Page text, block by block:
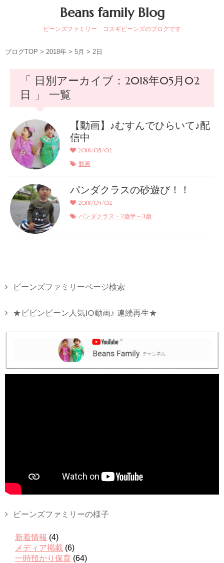
Beans family Blog
ビーンズファミリー コスギビーンズのブログです
ブログTOP > 2018年 > 5月 > 2日
「 日別アーカイブ：2018年05月02
日 」 一覧
【動画】♪むすんでひらいて♪配
信中
2018/05/02
動画
パンダクラスの砂遊び！！
2018/05/02
パンダクラス・2歳半～3歳
ビーンズファミリーページ検索
★ビビンビーン人気10動画♪ 連続再生★
ビーンズファミリーの様子
新着情報 (4)
メディア掲載 (6)
一時預かり保育 (64)